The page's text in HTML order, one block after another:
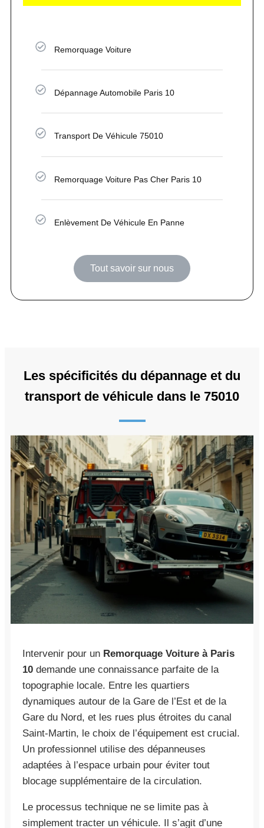
Remorquage Voiture
Dépannage Automobile Paris 10
Transport De Véhicule 75010
Remorquage Voiture Pas Cher Paris 10
Enlèvement De Véhicule En Panne
Tout savoir sur nous
Les spécificités du dépannage et du
transport de véhicule dans le 75010
Intervenir pour un Remorquage Voiture à Paris
10 demande une connaissance parfaite de la
topographie locale. Entre les quartiers
dynamiques autour de la Gare de l’Est et de la
Gare du Nord, et les rues plus étroites du canal
Saint-Martin, le choix de l’équipement est crucial.
Un professionnel utilise des dépanneuses
adaptées à l’espace urbain pour éviter tout
blocage supplémentaire de la circulation.
Le processus technique ne se limite pas à
simplement tracter un véhicule. Il s’agit d’une